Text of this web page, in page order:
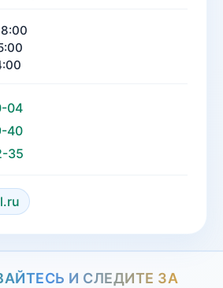
04
40
35
И СЛЕДИТЕ ЗА